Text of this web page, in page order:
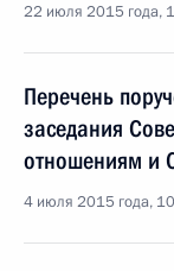
22 июля 2015 года,
Перечень
заседания
отношениям и
4 июля 2015 года,